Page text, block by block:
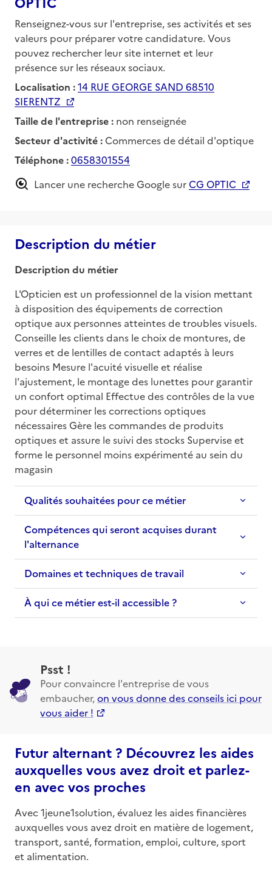
Renseignez-vous sur l'entreprise, ses activités et ses
valeurs pour préparer votre candidature. Vous
pouvez rechercher leur site internet et leur
présence sur les réseaux sociaux.
Localisation :14 RUE GEORGE SAND 68510
SIERENTZ
Taille de l'entreprise : non renseignée
Secteur d'activité : Commerces de détail d'optique
Téléphone :0658301554
Lancer une recherche Google surCG OPTIC
Description du métier
Description du métier
L'Opticien est un professionnel de la vision mettant
à disposition des équipements de correction
optique aux personnes atteintes de troubles visuels.
Conseille les clients dans le choix de montures, de
verres et de lentilles de contact adaptés à leurs
besoins Mesure l'acuité visuelle et réalise
l'ajustement, le montage des lunettes pour garantir
un confort optimal Effectue des contrôles de la vue
pour déterminer les corrections optiques
nécessaires Gère les commandes de produits
optiques et assure le suivi des stocks Supervise et
forme le personnel moins expérimenté au sein du
magasin
Qualités souhaitées pour ce métier
Compétences qui seront acquises durant
l'alternance
Domaines et techniques de travail
À qui ce métier est-il accessible ?
Psst !
Pour convaincre l'entreprise de vous
embaucher,on vous donne des conseils ici pour
vous aider !
Futur alternant ? Découvrez les aides
auxquelles vous avez droit et parlez-
en avec vos proches
Avec 1jeune1solution, évaluez les aides financières
auxquelles vous avez droit en matière de logement,
transport, santé, formation, emploi, culture, sport
et alimentation.